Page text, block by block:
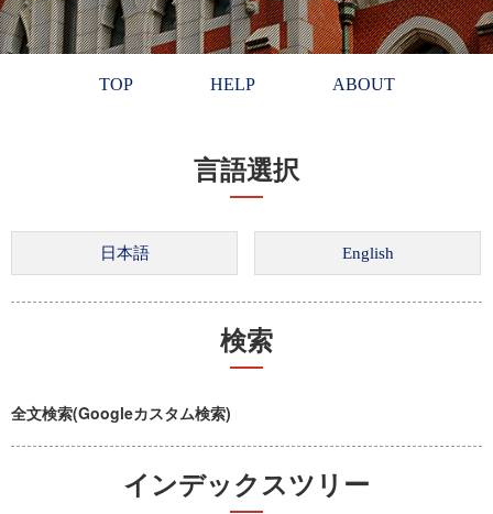
TOP HELP ABOUT
言語選択
検索
全文検索(Googleカスタム検索)
インデックスツリー